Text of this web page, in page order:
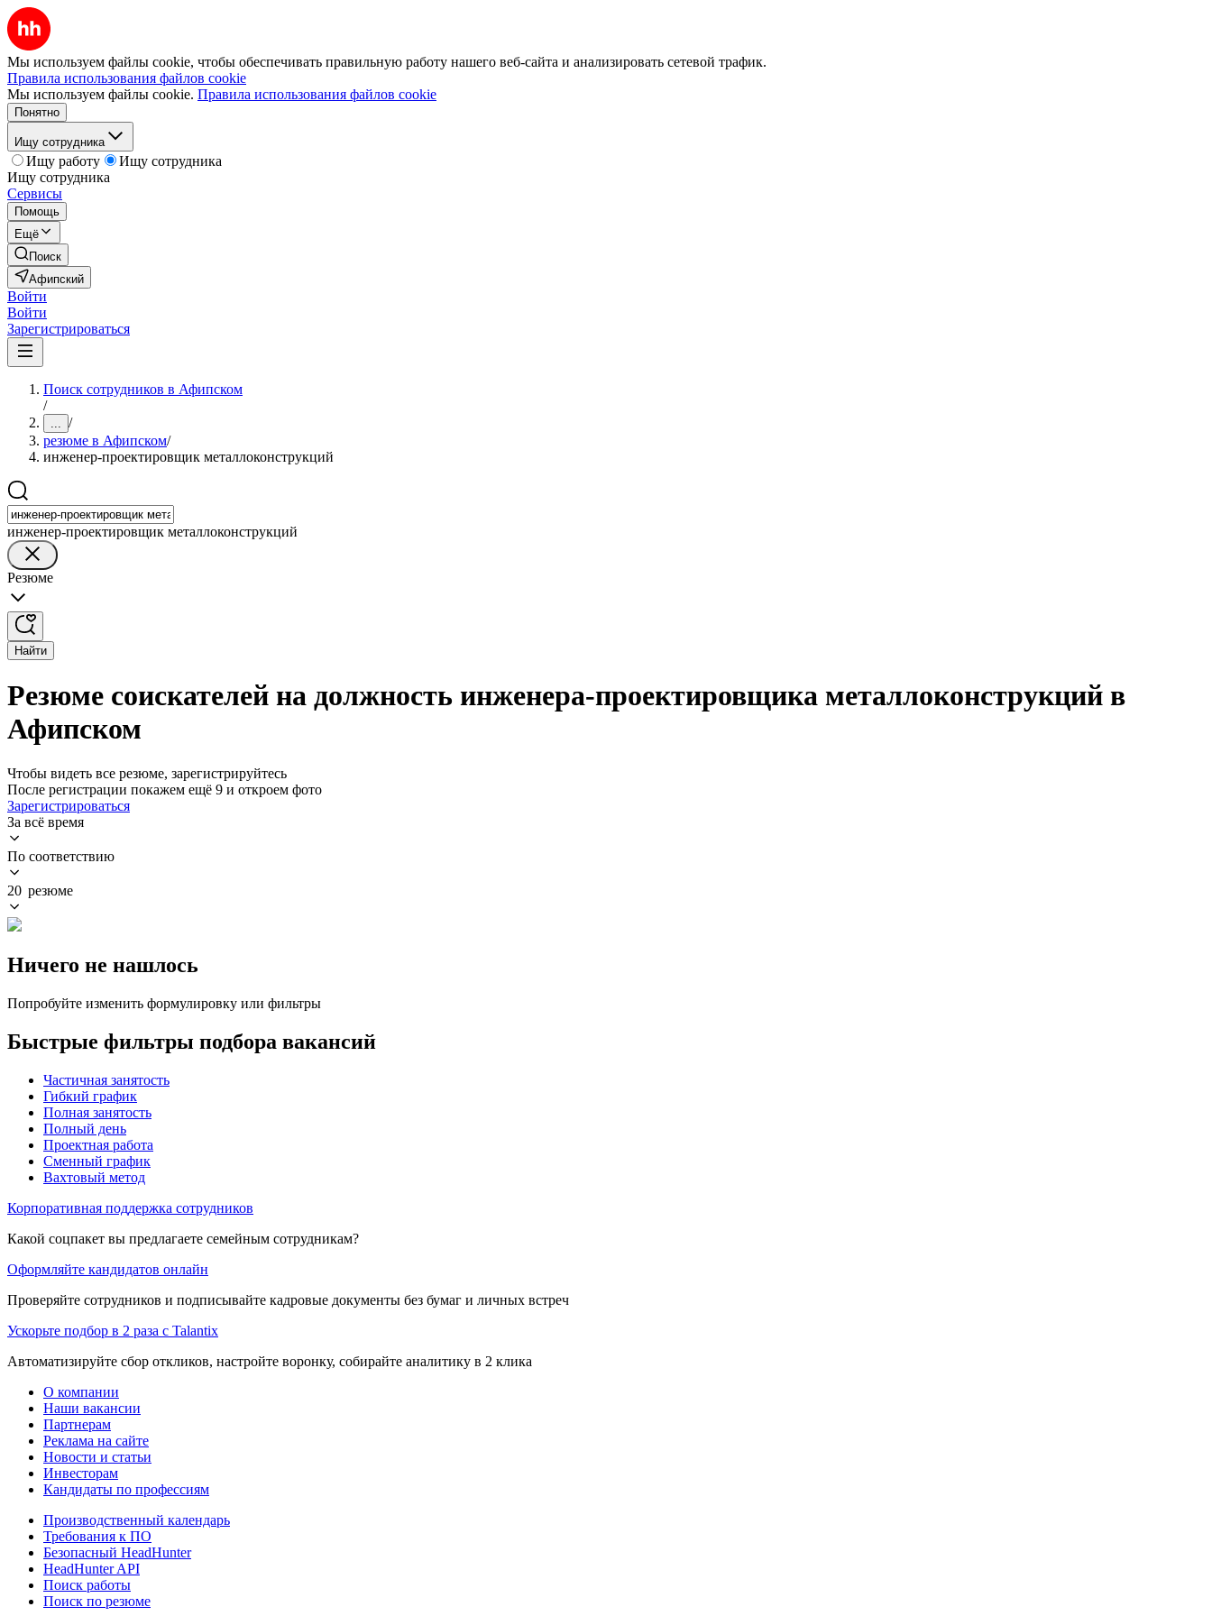
Мы используем файлы cookie, чтобы обеспечивать правильную работу нашего веб-сайта и анализировать сетевой трафик.
Правила использования файлов cookie
Мы используем файлы cookie. Правила использования файлов cookie
Понятно
Ищу сотрудника
Ищу работу
Ищу сотрудника
Ищу сотрудника
Сервисы
Помощь
Ещё
Поиск
Афипский
Войти
Войти
Зарегистрироваться
Поиск сотрудников в Афипском
/
... /
резюме в Афипском/
инженер-проектировщик металлоконструкций
инженер-проектировщик металлоконструкций
Резюме
Найти
Резюме соискателей на должность инженера-проектировщика металлоконструкций в
Афипском
Чтобы видеть все резюме, зарегистрируйтесь
После регистрации покажем ещё 9 и откроем фото
Зарегистрироваться
За всё время
По соответствию
20 резюме
Ничего не нашлось
Попробуйте изменить формулировку или фильтры
Быстрые фильтры подбора вакансий
Частичная занятость
Гибкий график
Полная занятость
Полный день
Проектная работа
Сменный график
Вахтовый метод
Корпоративная поддержка сотрудников
Какой соцпакет вы предлагаете семейным сотрудникам?
Оформляйте кандидатов онлайн
Проверяйте сотрудников и подписывайте кадровые документы без бумаг и личных встреч
Ускорьте подбор в 2 раза с Talantix
Автоматизируйте сбор откликов, настройте воронку, собирайте аналитику в 2 клика
О компании
Наши вакансии
Партнерам
Реклама на сайте
Новости и статьи
Инвесторам
Кандидаты по профессиям
Производственный календарь
Требования к ПО
Безопасный HeadHunter
HeadHunter API
Поиск работы
Поиск по резюме